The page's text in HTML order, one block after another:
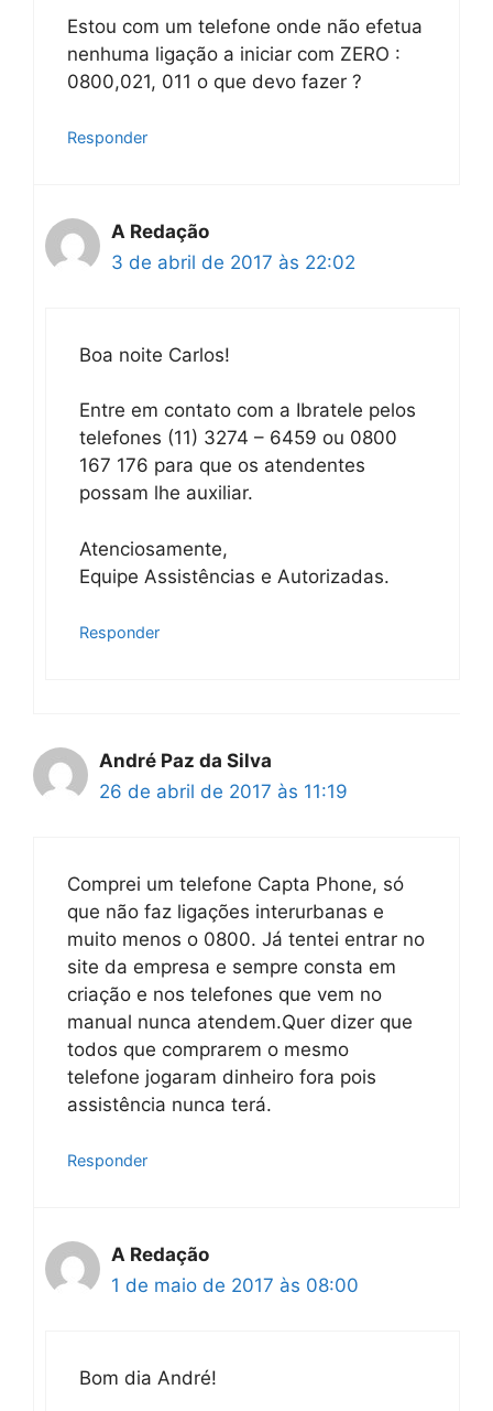
Estou com um telefone onde não efetua
nenhuma ligação a iniciar com ZERO :
0800,021, 011 o que devo fazer ?
Responder
A Redação
3 de abril de 2017 às 22:02
Boa noite Carlos!
Entre em contato com a Ibratele pelos
telefones (11) 3274 – 6459 ou 0800
167 176 para que os atendentes
possam lhe auxiliar.
Atenciosamente,
Equipe Assistências e Autorizadas.
Responder
André Paz da Silva
26 de abril de 2017 às 11:19
Comprei um telefone Capta Phone, só
que não faz ligações interurbanas e
muito menos o 0800. Já tentei entrar no
site da empresa e sempre consta em
criação e nos telefones que vem no
manual nunca atendem.Quer dizer que
todos que comprarem o mesmo
telefone jogaram dinheiro fora pois
assistência nunca terá.
Responder
A Redação
1 de maio de 2017 às 08:00
Bom dia André!